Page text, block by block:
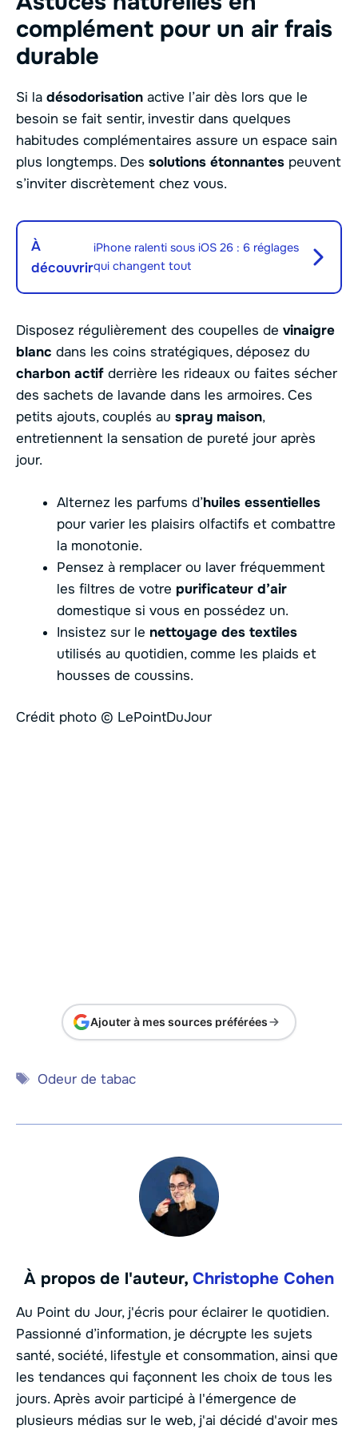
complément pour un air frais
durable
Si la désodorisation active l’air dès lors que le
besoin se fait sentir, investir dans quelques
habitudes complémentaires assure un espace sain
plus longtemps. Des solutions étonnantes peuvent
s’inviter discrètement chez vous.
À
découvrir
iPhone ralenti sous iOS 26 : 6 réglages
qui changent tout
Disposez régulièrement des coupelles de vinaigre
blanc dans les coins stratégiques, déposez du
charbon actif derrière les rideaux ou faites sécher
des sachets de lavande dans les armoires. Ces
petits ajouts, couplés au spray maison,
entretiennent la sensation de pureté jour après
jour.
Alternez les parfums d’huiles essentielles
pour varier les plaisirs olfactifs et combattre
la monotonie.
Pensez à remplacer ou laver fréquemment
les filtres de votre purificateur d’air
domestique si vous en possédez un.
Insistez sur le nettoyage des textiles
utilisés au quotidien, comme les plaids et
housses de coussins.
Crédit photo © LePointDuJour
Ajouter à mes sources préférées
Étiquettes
Odeur de tabac
À propos de l'auteur, Christophe Cohen
Au Point du Jour, j'écris pour éclairer le quotidien.
Passionné d’information, je décrypte les sujets
santé, société, lifestyle et consommation, ainsi que
les tendances qui façonnent les choix de tous les
jours. Après avoir participé à l'émergence de
plusieurs médias sur le web, j'ai décidé d'avoir mes